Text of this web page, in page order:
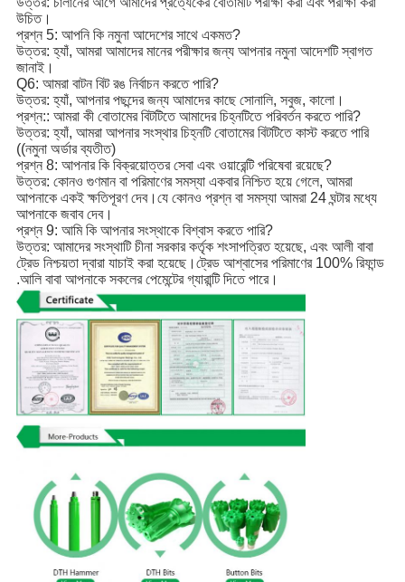
উচিত।
প্রশ্ন 5: আপনি কি নমুনা আদেশের সাথে একমত?
উত্তর: হ্যাঁ, আমরা আমাদের মানের পরীক্ষার জন্য আপনার নমুনা আদেশটি স্বাগত
জানাই।
Q6: আমরা বাটন বিট রঙ নির্বাচন করতে পারি?
উত্তর: হ্যাঁ, আপনার পছন্দের জন্য আমাদের কাছে সোনালি, সবুজ, কালো।
প্রশ্ন:: আমরা কী বোতামের বিটটিতে আমাদের চিহ্নটিতে পরিবর্তন করতে পারি?
উত্তর: হ্যাঁ, আমরা আপনার সংস্থার চিহ্নটি বোতামের বিটটিতে কাস্ট করতে পারি
((নমুনা অর্ডার ব্যতীত)
প্রশ্ন 8: আপনার কি বিক্রয়োত্তর সেবা এবং ওয়ারেন্টি পরিষেবা রয়েছে?
উত্তর: কোনও গুণমান বা পরিমাণের সমস্যা একবার নিশ্চিত হয়ে গেলে, আমরা
আপনাকে একই ক্ষতিপূরণ দেব।যে কোনও প্রশ্ন বা সমস্যা আমরা 24 ঘন্টার মধ্যে
আপনাকে জবাব দেব।
প্রশ্ন 9: আমি কি আপনার সংস্থাকে বিশ্বাস করতে পারি?
উত্তর: আমাদের সংস্থাটি চীনা সরকার কর্তৃক শংসাপত্রিত হয়েছে, এবং আলী বাবা
ট্রেড নিশ্চয়তা দ্বারা যাচাই করা হয়েছে।ট্রেড আশ্বাসের পরিমাণের 100% রিফান্ড
.আলি বাবা আপনাকে সকলের পেমেন্টের গ্যারান্টি দিতে পারে।